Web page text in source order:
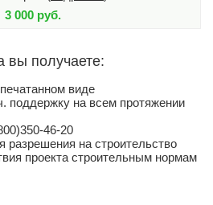
3 000 руб.
вы получаете:
виде
поддержку на всем протяжении
46-20
разрешения на строительство
проекта строительным нормам